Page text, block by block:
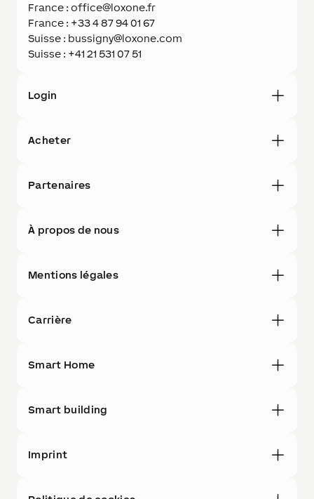
France : office@loxone.fr
France : +33 4 87 94 01 67
Suisse : bussigny@loxone.com
Suisse : +41 21 531 07 51
Login
Acheter
Partenaires
À propos de nous
Mentions légales
Carrière
Smart Home
Smart building
Imprint